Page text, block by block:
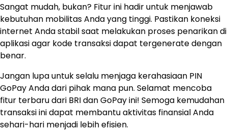
Sangat mudah, bukan? Fitur ini hadir untuk menjawab
kebutuhan mobilitas Anda yang tinggi. Pastikan koneksi
internet Anda stabil saat melakukan proses penarikan di
aplikasi agar kode transaksi dapat tergenerate dengan
benar.
Jangan lupa untuk selalu menjaga kerahasiaan PIN
GoPay Anda dari pihak mana pun. Selamat mencoba
fitur terbaru dari BRI dan GoPay ini! Semoga kemudahan
transaksi ini dapat membantu aktivitas finansial Anda
sehari-hari menjadi lebih efisien.